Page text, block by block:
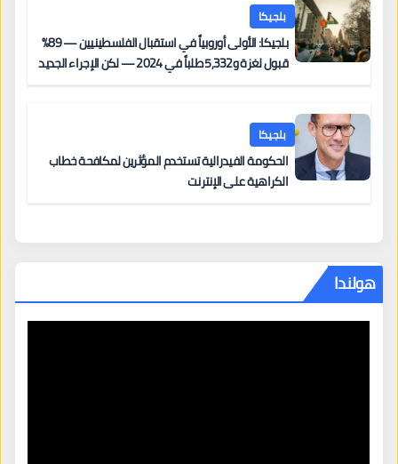
بلجيكا
بلجيكا: الأولى أوروبياً في استقبال الفلسطينيين — 89%
قبول لغزة و5,332 طلباً في 2024 — لكن الإجراء الجديد
بلجيكا
الحكومة الفيدرالية تستخدم المؤثرين لمكافحة خطاب
الكراهية على الإنترنت
هولندا